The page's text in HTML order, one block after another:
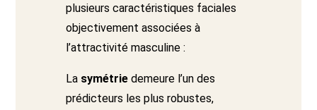
plusieurs caractéristiques faciales
objectivement associées à
l’attractivité masculine :
La symétriedemeure l’un des
prédicteurs les plus robustes,